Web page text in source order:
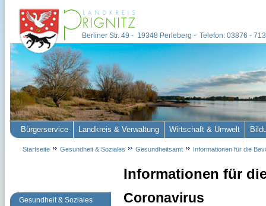
Gesundheit & Soziales
Informationen für
Coronavirus
Berliner Str. 49 - 19348 Perleberg - Telefon: 03876 -
Bürgerservice Landkreis & Verwaltung Wirtschaft & Umwelt
Startseite Gesundheit & Soziales Gesundheitsamt Informationen für die